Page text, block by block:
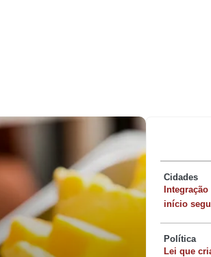
Cidades
início
Política
Lei que